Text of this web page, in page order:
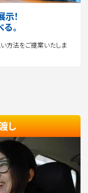
！
。
方法をご提案いたしま
し